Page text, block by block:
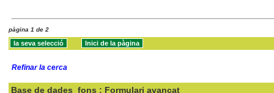
pàgina 1 de 2
Refinar la cerca
Base de dades fons : Formulari avançat